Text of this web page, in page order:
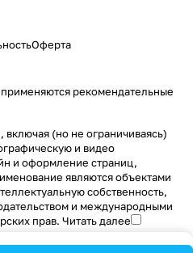
Оферта
рекомендательные
(но не ограничиваясь)
и видео
и оформление страниц,
являются объектами
собственность,
и международными
прав. Читать далее